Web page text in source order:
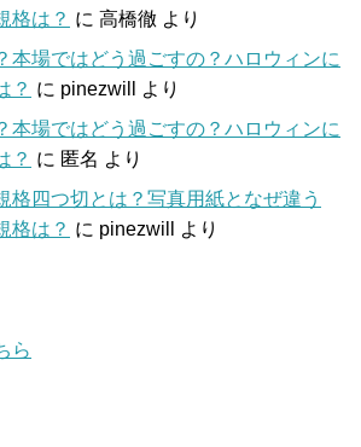
格は？ に 高橋徹 より
本場ではどう過ごすの？ハロウィンに
？ に pinezwill
より
本場ではどう過ごすの？ハロウィンに
？ に 匿名 より
格四つ切とは？写真用紙となぜ違う
格は？ に pinezwill より
ら